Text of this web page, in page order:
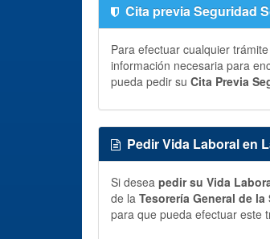
Cita previa Seguridad
Para efectuar cualquier
información necesaria para
pueda pedir su Cita Previa
Pedir Vida Laboral en
Si desea pedir su Vida
de la Tesorería General de
para que pueda efectuar este